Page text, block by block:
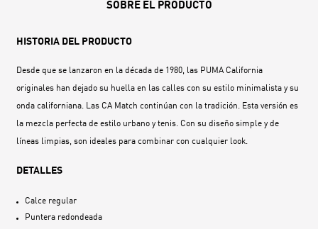
SOBRE EL PRODUCTO
HISTORIA DEL PRODUCTO
Desde que se lanzaron en la década de 1980, las PUMA California
originales han dejado su huella en las calles con su estilo minimalista y su
onda californiana. Las CA Match continúan con la tradición. Esta versión es
la mezcla perfecta de estilo urbano y tenis. Con su diseño simple y de
líneas limpias, son ideales para combinar con cualquier look.
DETALLES
Calce regular
Puntera redondeada